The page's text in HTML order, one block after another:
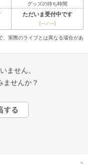
グッズの待ち時間
ただいま受付中です
[---／---]
実際のライブとは異なる場合があ
ません。
ませんか？